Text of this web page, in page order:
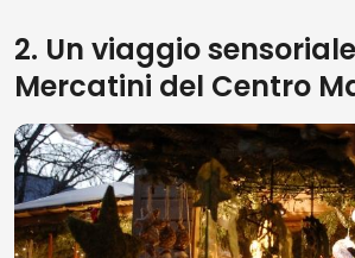
2. Un viaggio
Mercatini del Centro